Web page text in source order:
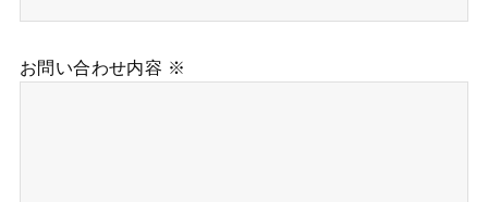
お問い合わせ内容 ※